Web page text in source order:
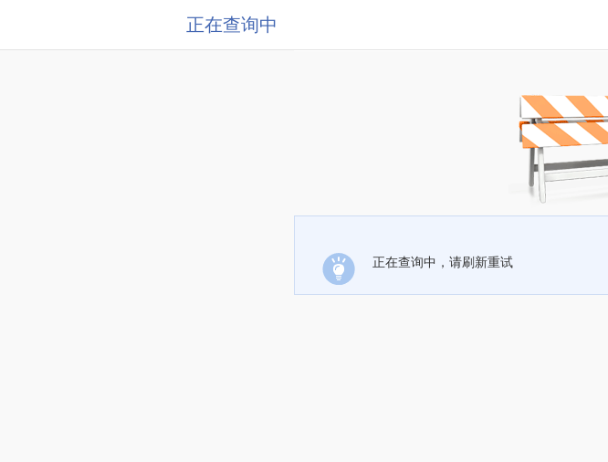
正在查询中
正在查询中，请刷新重试